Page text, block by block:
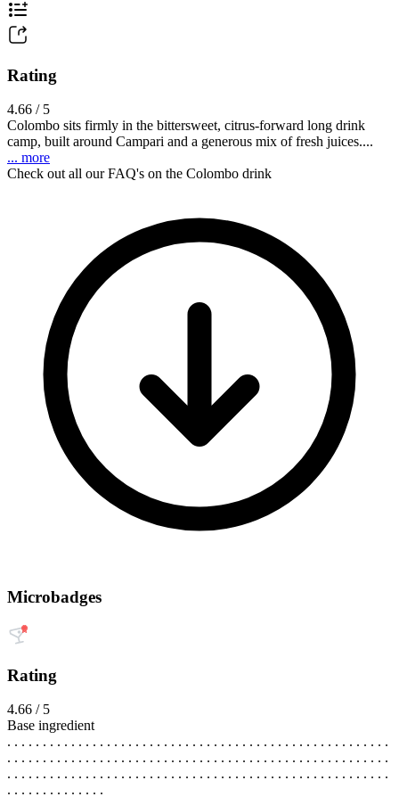
Rating
4.66 / 5
Colombo sits firmly in the bittersweet, citrus-forward long drink
camp, built around Campari and a generous mix of fresh juices....
... more
Check out all our FAQ's on the Colombo drink
Microbadges
Rating
4.66 / 5
Base ingredient
. . . . . . . . . . . . . . . . . . . . . . . . . . . . . . . . . . . . . . . . . . . . . . . . . . . . . .
. . . . . . . . . . . . . . . . . . . . . . . . . . . . . . . . . . . . . . . . . . . . . . . . . . . . . .
. . . . . . . . . . . . . . . . . . . . . . . . . . . . . . . . . . . . . . . . . . . . . . . . . . . . . .
. . . . . . . . . . . . . .